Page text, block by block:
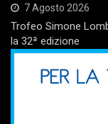
7 Agosto 2026
Trofeo Simone
la 32ª edizione